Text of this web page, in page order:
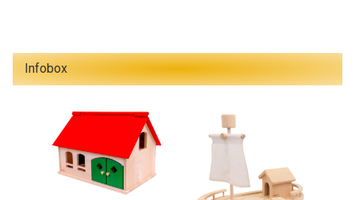
Infobox